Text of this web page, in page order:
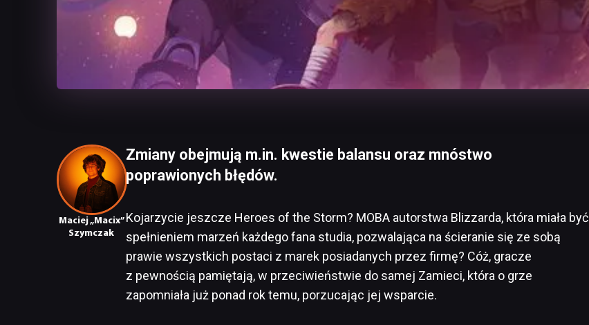
Maciej „Macix”
Szymczak
Zmiany obejmują m.in. kwestie balansu oraz mnóstwo
poprawionych błędów.
Kojarzycie jeszcze Heroes of the Storm? MOBA autorstwa Blizzarda, która miała być
spełnieniem marzeń każdego fana studia, pozwalająca na ścieranie się ze sobą
prawie wszystkich postaci z marek posiadanych przez firmę? Cóż, gracze
z pewnością pamiętają, w przeciwieństwie do samej Zamieci, która o grze
zapomniała już ponad rok temu, porzucając jej wsparcie.